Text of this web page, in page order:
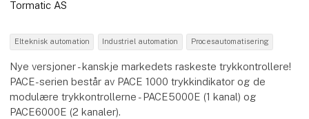
Tormatic AS
Elteknisk automation Industriel automation Procesautomatisering
Nye versjoner - kanskje markedets raskeste trykkontrollere!
PACE-serien består av PACE 1000 trykkindikator og de
modulære trykkontrollerne - PACE5000E (1 kanal) og
PACE6000E (2 kanaler).